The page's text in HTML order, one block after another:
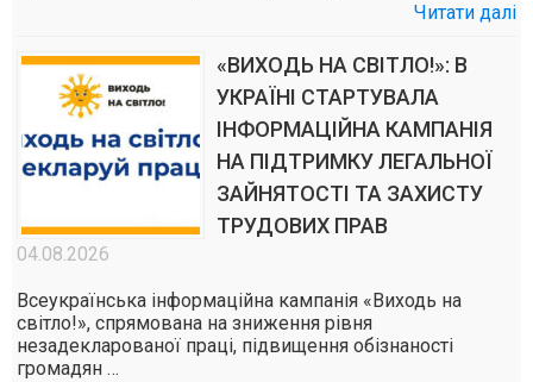
Читати далі
«ВИХОДЬ НА СВІТЛО!»: В
УКРАЇНІ СТАРТУВАЛА
ІНФОРМАЦІЙНА КАМПАНІЯ
НА ПІДТРИМКУ ЛЕГАЛЬНОЇ
ЗАЙНЯТОСТІ ТА ЗАХИСТУ
ТРУДОВИХ ПРАВ
04.08.2026
Всеукраїнська інформаційна кампанія «Виходь на
світло!», спрямована на зниження рівня
незадекларованої праці, підвищення обізнаності
громадян …